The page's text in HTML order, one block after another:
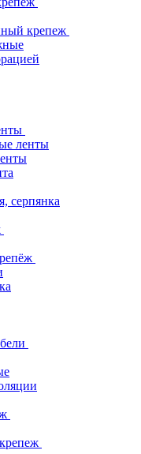
крепеж
ленты
серпянка